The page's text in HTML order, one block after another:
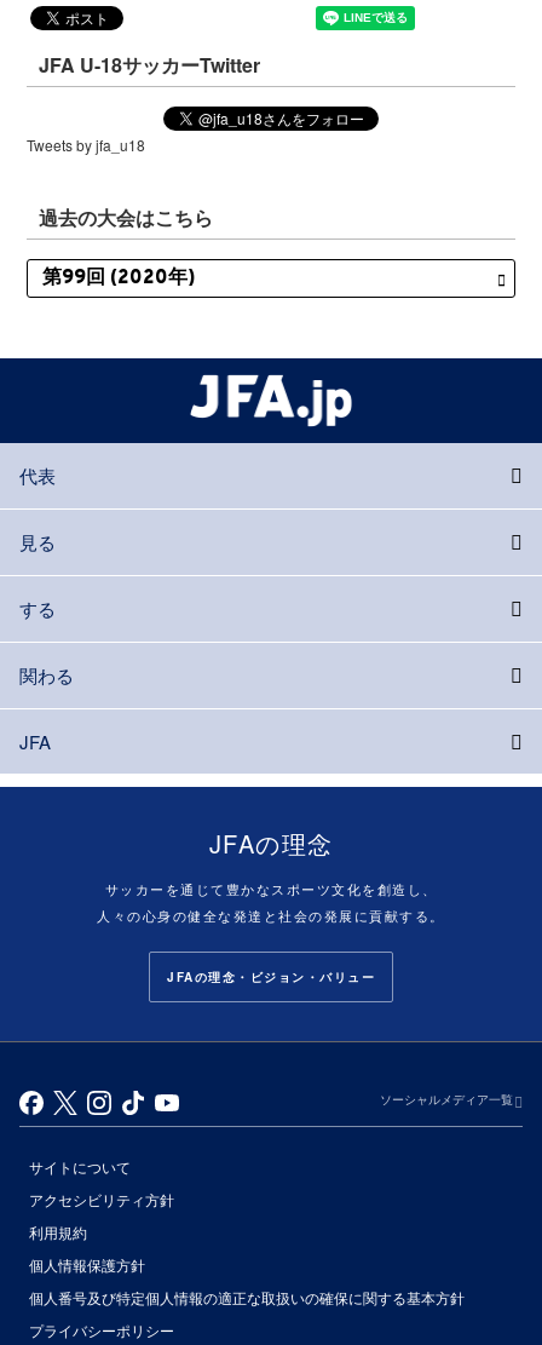
JFA U-18サッカーTwitter
Tweets by jfa_u18
過去の大会はこちら
代表
見る
する
関わる
JFA
JFAの理念
サッカーを通じて豊かなスポーツ文化を創造し、
人々の心身の健全な発達と社会の発展に貢献する。
JFAの理念・ビジョン・バリュー
ソーシャルメディア一覧
サイトについて
アクセシビリティ方針
利用規約
個人情報保護方針
個人番号及び特定個人情報の適正な取扱いの確保に関する基本方針
プライバシーポリシー